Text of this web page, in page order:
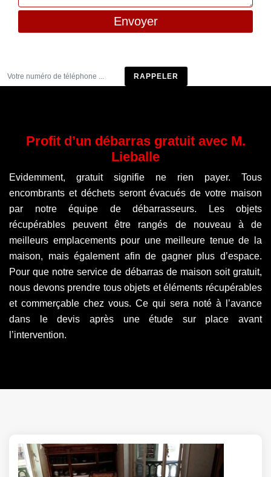
Profit d’un débarras gratuit avec M.
Lieballe
Evidemment, gratuit signifie ne rien payer. Tous
encombrants et déchets seront évacués de votre maison
par notre équipe de débarrasseurs. Les objets
récupérables peuvent être rangés de nouveau à de
meilleurs emplacements pour une meilleure tenue de la
maison, mais également afin de gagner plus d’espace.
Pour que notre service de débarras de maison soit gratuit,
nous devons prendre tous objets et éléments récupérables
et commerçable chez vous. Ce qui sera noté à l’avance
dans le devis après une étude sur place avant
l’intervention.